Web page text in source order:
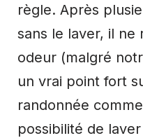
règle. Après
sans le laver, il ne
odeur (malgré
un vrai point fort
randonnée
possibilité de